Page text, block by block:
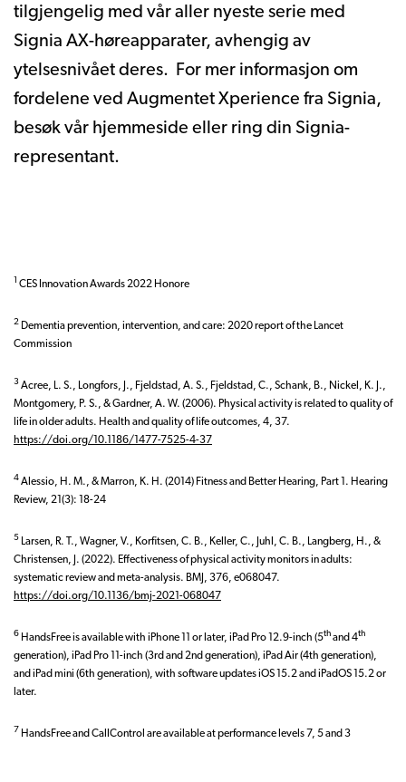
tilgjengelig med vår aller nyeste serie med
Signia AX-høreapparater, avhengig av
ytelsesnivået deres. For mer informasjon om
fordelene ved Augmentet Xperience fra Signia,
besøk vår hjemmeside eller ring din Signia-
representant.
1 CES Innovation Awards 2022 Honore
2 Dementia prevention, intervention, and care: 2020 report of the Lancet
Commission
3Acree, L. S., Longfors, J., Fjeldstad, A. S., Fjeldstad, C., Schank, B., Nickel, K. J.,
Montgomery, P. S., & Gardner, A. W. (2006). Physical activity is related to quality of
life in older adults. Health and quality of life outcomes, 4, 37.
https://doi.org/10.1186/1477-7525-4-37
4Alessio, H. M., & Marron, K. H. (2014) Fitness and Better Hearing, Part 1. Hearing
Review, 21(3): 18-24
5 Larsen, R. T., Wagner, V., Korfitsen, C. B., Keller, C., Juhl, C. B., Langberg, H., &
Christensen, J. (2022). Effectiveness of physical activity monitors in adults:
systematic review and meta-analysis. BMJ, 376, e068047.
https://doi.org/10.1136/bmj-2021-068047
6 HandsFree is available with iPhone 11 or later, iPad Pro 12.9-inch (5thand 4th
generation), iPad Pro 11-inch (3rd and 2nd generation), iPad Air (4th generation),
and iPad mini (6th generation), with software updates iOS 15.2 and iPadOS 15.2 or
later.
7 HandsFree and CallControl are available at performance levels 7, 5 and 3